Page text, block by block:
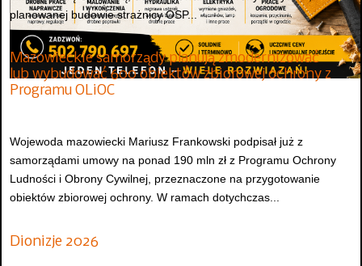
planowanej budowie strażnicy OSP...
Mazowieckie samorządy planują zmodernizować
lub wybudować 600 obiektów zbiorowej ochrony z
Programu OLiOC
Wojewoda mazowiecki Mariusz Frankowski podpisał już z
samorządami umowy na ponad 190 mln zł z Programu Ochrony
Ludności i Obrony Cywilnej, przeznaczone na przygotowanie
obiektów zbiorowej ochrony. W ramach dotychczas...
Dionizje 2026